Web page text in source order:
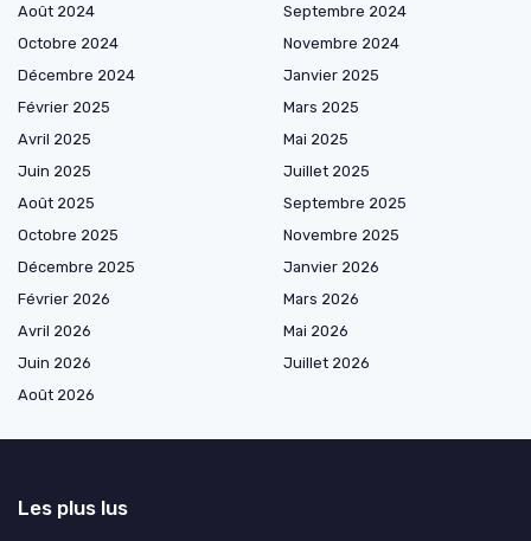
Août 2024
Septembre 2024
Octobre 2024
Novembre 2024
Décembre 2024
Janvier 2025
Février 2025
Mars 2025
Avril 2025
Mai 2025
Juin 2025
Juillet 2025
Août 2025
Septembre 2025
Octobre 2025
Novembre 2025
Décembre 2025
Janvier 2026
Février 2026
Mars 2026
Avril 2026
Mai 2026
Juin 2026
Juillet 2026
Août 2026
Les plus lus